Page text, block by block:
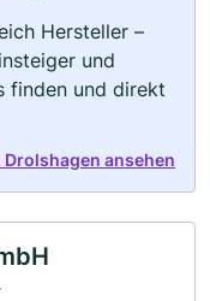
Hersteller –
und
finden und direkt
ansehen